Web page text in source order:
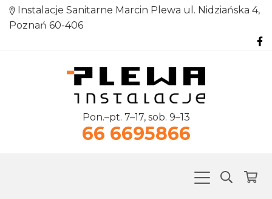
Instalacje Sanitarne Marcin Plewa ul. Nidziańska 4,
Poznań 60-406
Pon.–pt. 7–17, sob. 9–13
66 6695866